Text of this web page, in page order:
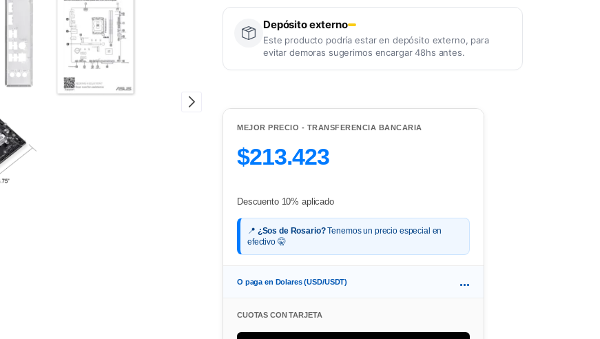
Depósito externo
Este producto podría estar en depósito externo, para
evitar demoras sugerimos encargar 48hs antes.
MEJOR PRECIO - TRANSFERENCIA BANCARIA
$213.423
Descuento 10% aplicado
📍 ¿Sos de Rosario?Tenemos un precio especial en
efectivo 🤫
O paga en Dolares (USD/USDT) ...
CUOTAS CON TARJETA